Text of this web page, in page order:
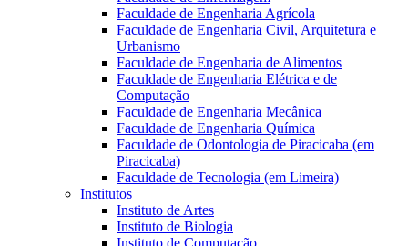
Faculdade de Engenharia Agrícola
Faculdade de Engenharia Civil, Arquitetura e
Urbanismo
Faculdade de Engenharia de Alimentos
Faculdade de Engenharia Elétrica e de
Computação
Faculdade de Engenharia Mecânica
Faculdade de Engenharia Química
Faculdade de Odontologia de Piracicaba (em
Piracicaba)
Faculdade de Tecnologia (em Limeira)
Institutos
Instituto de Artes
Instituto de Biologia
Instituto de Computação